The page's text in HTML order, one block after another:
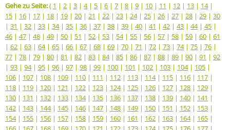
Gehe zu Seite:( 1 | 2 | 3 | 4| 5 | 6 | 7 | 8 | 9 | 10 | 11 | 12 | 13 | 14|
15 | 16 | 17 | 18 | 19 | 20 | 21 | 22 | 23 | 24| 25 | 26 | 27 | 28 | 29 | 30
| 31 | 32 | 33 | 34| 35 | 36 | 37 | 38 | 39 | 40 | 41 | 42 | 43 | 44| 45 |
46 | 47 | 48 | 49 | 50 | 51 | 52 | 53 | 54| 55 | 56 | 57 | 58 | 59 | 60 | 61
| 62 | 63 | 64| 65 | 66 | 67 | 68 | 69 | 70 | 71 | 72 | 73 | 74| 75 | 76 |
77 | 78 | 79 | 80 | 81 | 82 | 83 | 84| 85 | 86 | 87 | 88 | 89 | 90 | 91 | 92
| 93 | 94| 95 | 96 | 97 | 98 | 99 | 100 | 101 | 102 | 103 | 104| 105 |
106 | 107 | 108 | 109 | 110 | 111 | 112 | 113 | 114| 115 | 116 | 117 |
118 | 119 | 120 | 121 | 122 | 123 | 124| 125 | 126 | 127 | 128 | 129 |
130 | 131 | 132 | 133 | 134| 135 | 136 | 137 | 138 | 139 | 140 | 141 |
142 | 143 | 144| 145 | 146 | 147 | 148 | 149 | 150 | 151 | 152 | 153 |
154| 155 | 156 | 157 | 158 | 159 | 160 | 161 | 162 | 163 | 164| 165 |